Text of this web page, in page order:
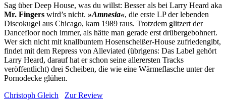
Sag über Deep House, was du willst: Besser als bei Larry Heard aka
Mr. Fingers wird’s nicht. »Amnesia«, die erste LP der lebenden
Discokugel aus Chicago, kam 1989 raus. Trotzdem glitzert der
Dancefloor noch immer, als hätte man gerade erst drübergebohnert.
Wer sich nicht mit knallbuntem Hosenscheißer-House zufriedengibt,
findet mit dem Repress von Alleviated (übrigens: Das Label gehört
Larry Heard, darauf hat er schon seine allerersten Tracks
veröffentlicht) drei Scheiben, die wie eine Wärmeflasche unter der
Pornodecke glühen.
Christoph Gleich
Zur Review